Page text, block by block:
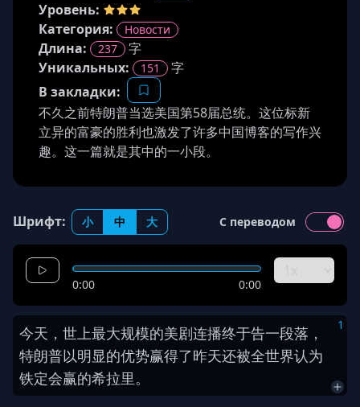
Уровень:
Категория:
Новости
Длина: 237
字
Уникальных:
151
字
В закладки:
不久之前特朗普当选美国第58届总统。这位标新
立异的富豪的胜利也激发了许多中国博客的写作兴
趣。这一篇就是其中的一小段。
Шрифт: 小 中 大 С переводом
0:00 0:00
1
今天 ， 世上最大规模的美剧连播终于告一段落 ，
特朗普以明显的优势赢得了昨天还被全世界认为
铁定会赢的希拉里。